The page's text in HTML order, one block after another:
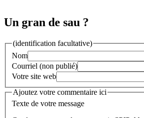
Un gran de sau ?
(identification facultative)
Nom
Courriel (non publié)
Votre site web
Ajoutez votre commentaire ici
Texte de votre message